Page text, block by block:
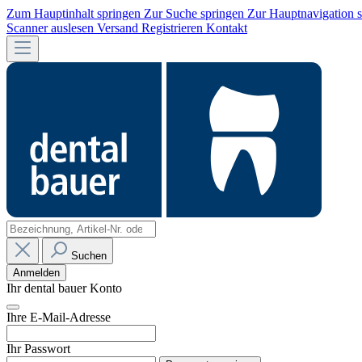
Zum Hauptinhalt springen Zur Suche springen Zur Hauptnavigation
Scanner auslesen Versand Registrieren Kontakt
Suchen
Anmelden
Ihr dental bauer Konto
Ihre E-Mail-Adresse
Ihr Passwort